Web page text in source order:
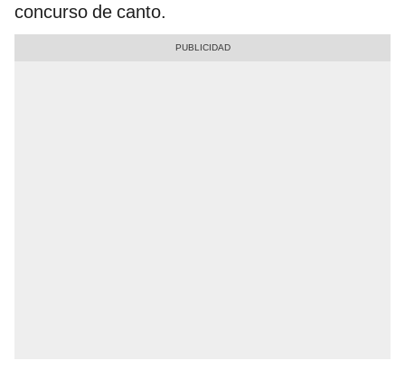
concurso de canto.